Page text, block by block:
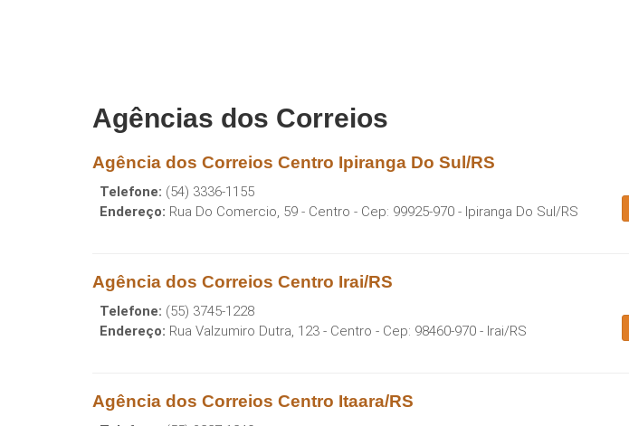
Agências dos Correios
Agência dos Correios Centro Ipiranga Do Sul/RS
Telefone: (54) 3336-1155
Endereço: Rua Do Comercio, 59 - Centro - Cep: 99925-970 - Ipiranga Do Sul/RS
Agência dos Correios Centro Irai/RS
Telefone: (55) 3745-1228
Endereço: Rua Valzumiro Dutra, 123 - Centro - Cep: 98460-970 - Irai/RS
Agência dos Correios Centro Itaara/RS